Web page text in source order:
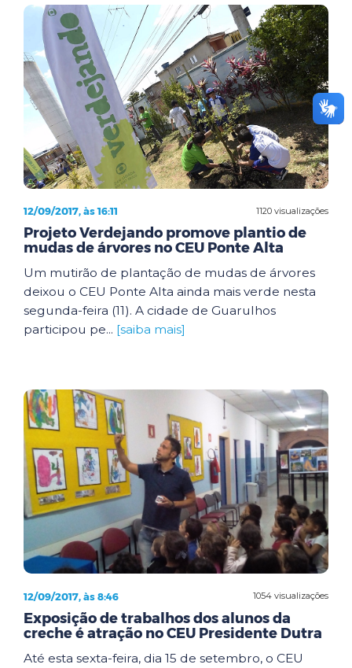
1120 visualizações
12/09/2017, às 16:11
Projeto Verdejando promove plantio de
mudas de árvores no CEU Ponte Alta
Um mutirão de plantação de mudas de árvores
deixou o CEU Ponte Alta ainda mais verde nesta
segunda-feira (11). A cidade de Guarulhos
participou pe... [saiba mais]
1054 visualizações
12/09/2017, às 8:46
Exposição de trabalhos dos alunos da
creche é atração no CEU Presidente Dutra
Até esta sexta-feira, dia 15 de setembro, o CEU